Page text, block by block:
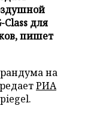
для
пишет
на
РИА